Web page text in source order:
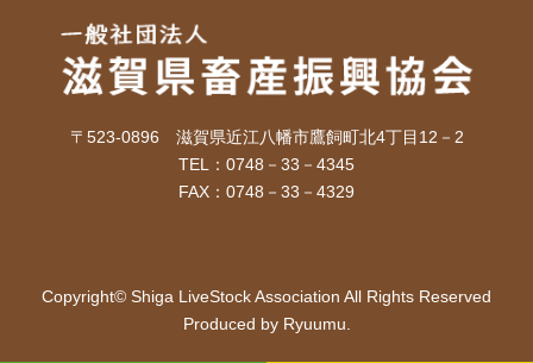
〒523-0896 滋賀県近江八幡市鷹飼町北4丁目12－2
TEL：0748－33－4345
FAX：0748－33－4329
Copyright© Shiga LiveStock Association All Rights Reserved
Produced by Ryuumu.